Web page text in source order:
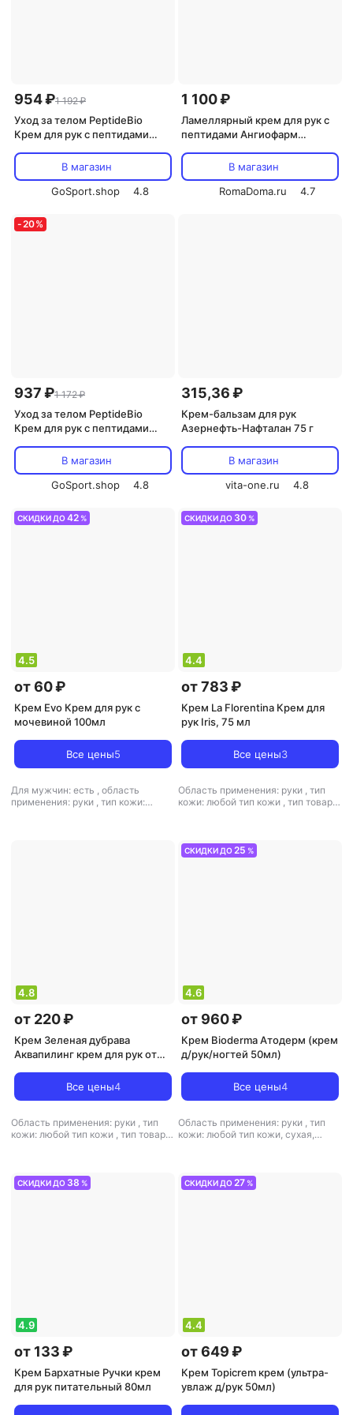
954 ₽1 192 ₽
Уход за телом PeptideBio
Крем для рук с пептидами
В магазин
GoSport.shop
4.8
1 100 ₽
Ламеллярный крем для рук с
пептидами Ангиофарм
В магазин
RomaDoma.ru
4.7
-20%
937 ₽1 172 ₽
Уход за телом PeptideBio
Крем для рук с пептидами
В магазин
GoSport.shop
4.8
315,36 ₽
Крем-бальзам для рук
Азернефть-Нафталан 75 г
В магазин
vita-one.ru
4.8
СКИДКИ ДО42 %
4.5
от 60 ₽
Крем Evo Крем для рук с
мочевиной 100мл
Все цены5
Для мужчин: есть , область
применения: руки , тип кожи:
СКИДКИ ДО 30 %
4.4
от 783 ₽
Крем La Florentina Крем для
рук Iris, 75 мл
Все цены3
Область применения: руки , тип
кожи: любой тип кожи , тип товара:
4.8
от 220 ₽
Крем Зеленая дубрава
Аквапилинг крем для рук от
Все цены4
Область применения: руки , тип
кожи: любой тип кожи , тип товара:
СКИДКИ ДО25 %
4.6
от 960 ₽
Крем Bioderma Атодерм (крем
д/рук/ногтей 50мл)
Все цены4
Область применения: руки , тип
кожи: любой тип кожи, сухая,
СКИДКИ ДО 38 %
4.9
от 133 ₽
Крем Бархатные Ручки крем
для рук питательный 80мл
СКИДКИ ДО27 %
4.4
от 649 ₽
Крем Topicrem крем (ультра-
увлаж д/рук 50мл)